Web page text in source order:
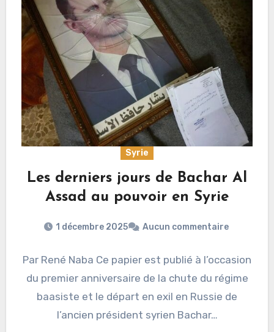
Syrie
Les derniers jours de Bachar Al
Assad au pouvoir en Syrie
1 décembre 2025 Aucun commentaire
Par René Naba Ce papier est publié à l’occasion
du premier anniversaire de la chute du régime
baasiste et le départ en exil en Russie de
l’ancien président syrien Bachar…